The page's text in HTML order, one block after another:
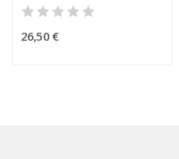
26,50 €